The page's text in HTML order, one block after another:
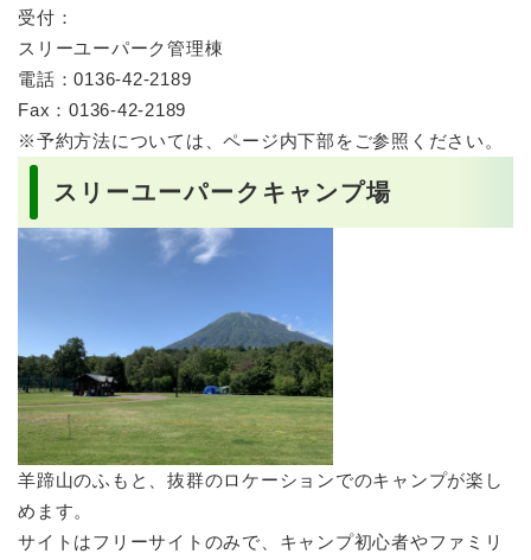
受付：
スリーユーパーク管理棟
電話：0136-42-2189
Fax：0136-42-2189
※予約方法については、ページ内下部をご参照ください。
スリーユーパークキャンプ場
羊蹄山のふもと、抜群のロケーションでのキャンプが楽し
めます。
サイトはフリーサイトのみで、キャンプ初心者やファミリ